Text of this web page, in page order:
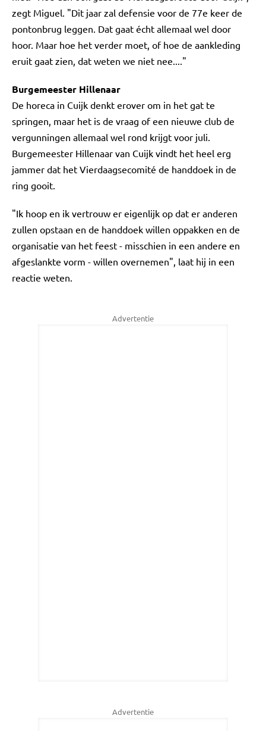
zegt Miguel. "Dit jaar zal defensie voor de 77e keer de
pontonbrug leggen. Dat gaat écht allemaal wel door
hoor. Maar hoe het verder moet, of hoe de aankleding
eruit gaat zien, dat weten we niet nee...."
Burgemeester Hillenaar
De horeca in Cuijk denkt erover om in het gat te
springen, maar het is de vraag of een nieuwe club de
vergunningen allemaal wel rond krijgt voor juli.
Burgemeester Hillenaar van Cuijk vindt het heel erg
jammer dat het Vierdaagsecomité de handdoek in de
ring gooit.
"Ik hoop en ik vertrouw er eigenlijk op dat er anderen
zullen opstaan en de handdoek willen oppakken en de
organisatie van het feest - misschien in een andere en
afgeslankte vorm - willen overnemen", laat hij in een
reactie weten.
Advertentie
Advertentie